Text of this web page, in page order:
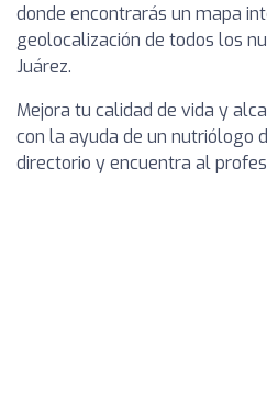
donde encontrarás un mapa
geolocalización de todos los
Juárez.
Mejora tu calidad de vida y
con la ayuda de un nutriólogo
directorio y encuentra al